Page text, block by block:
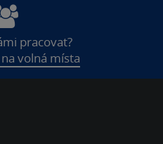
pracovat?
volná místa